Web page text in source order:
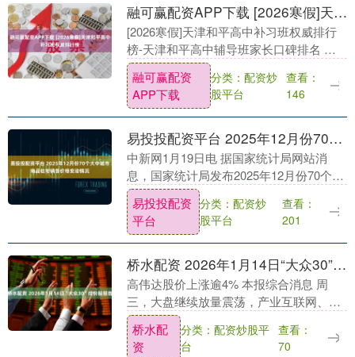
融可赢配资APP下载 [2026寒假]天津和平高中补习班权威排行榜
[2026寒假]天津和平高中补习班权威排行
榜-天津和平高中辅导班家长口碑排名 天
津和平高中课后补习班推荐 一、天津和平
高中补习班权威排行榜 1. 锐满分教育 ①....
融可赢配资
APP下载
分类：配资炒
股平台
查看：
146
易投投配资平台 2025年12月份70个大中城市商品住宅销售价格变动情况
中新网1月19日电 据国家统计局网站消
息，国家统计局发布2025年12月份70个大
中城市商品住宅销售价格变动情况。 发布
于：北京市....
易投投配资
平台
分类：配资炒
股平台
查看：
201
桥水配资 2026年1月14日“大众30”成份股报告
高伟达股价上涨逾4% 本报综合消息 周
三，大盘继续放量震荡，产业互联网、电
子商务、云服务等板块领涨，航天装备、
能源金属、工程机械等板块跌幅居前。14
日，上证综指....
桥水配
资
分类：配资炒股平
台
查看：
70